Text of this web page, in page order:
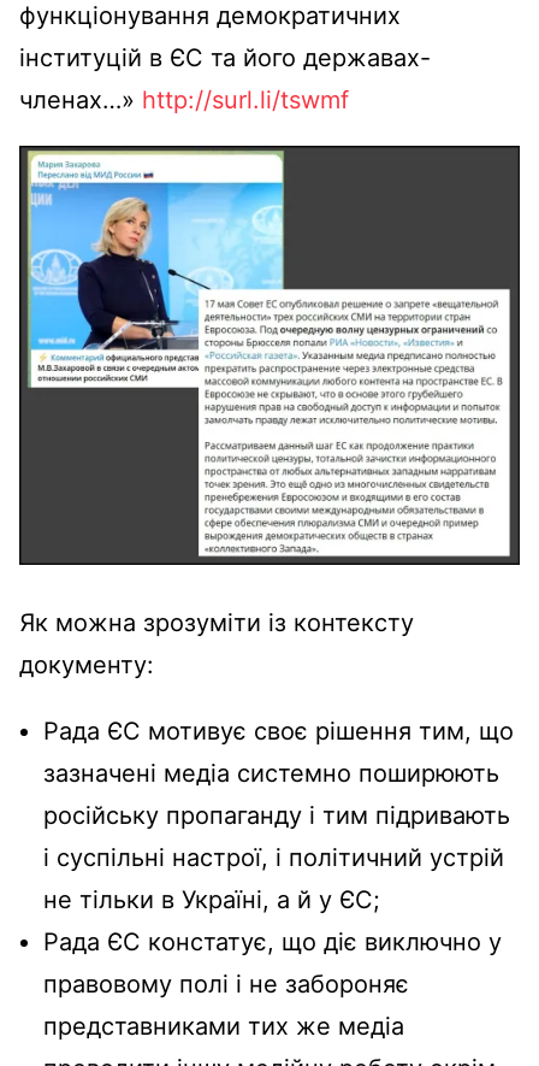
функціонування демократичних
інституцій в ЄС та його державах-
членах…» http://surl.li/tswmf
Як можна зрозуміти із контексту
документу:
Рада ЄС мотивує своє рішення тим, що
зазначені медіа системно поширюють
російську пропаганду і тим підривають
і суспільні настрої, і політичний устрій
не тільки в Україні, а й у ЄС;
Рада ЄС констатує, що діє виключно у
правовому полі і не забороняє
представниками тих же медіа